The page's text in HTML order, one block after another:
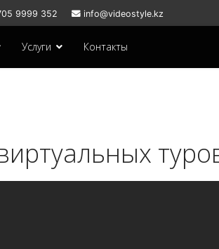
9999 352 info@videostyle.kz
Услуги Контакты